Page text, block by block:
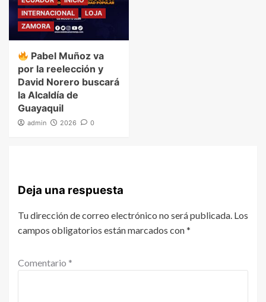
INTERNACIONAL
LOJA
ZAMORA
Pabel Muñoz va
por la reelección y
David Norero buscará
la Alcaldía de
Guayaquil
admin 2026 0
Deja una respuesta
Tu dirección de correo electrónico no será publicada. Los
campos obligatorios están marcados con*
Comentario *